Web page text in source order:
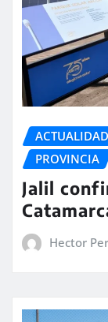
ACTUALIDAD
PROVINCIA
Jalil
Hector